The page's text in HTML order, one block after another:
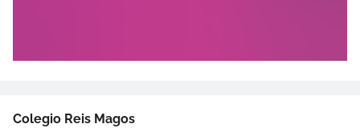
Colegio Reis Magos